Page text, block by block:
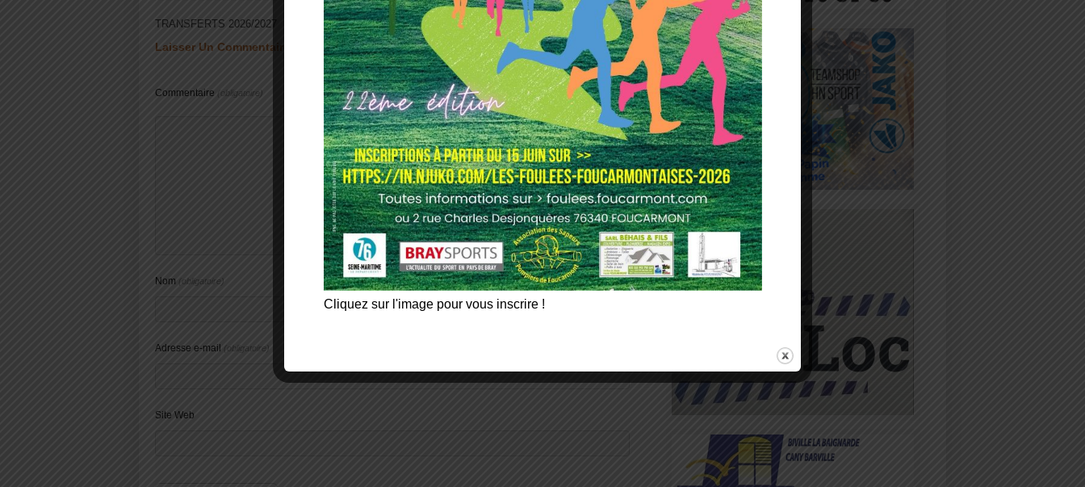
TRANSFERTS 2026/2027 TIRAGE COUPE FRANCE CRÉATION ÉQUIPE MATIN
Laisser Un Commentaire
Commentaire (obligatoire)
Nom (obligatoire)
Adresse e-mail (obligatoire)
Site Web
Cliquez sur l'image pour vous inscrire !